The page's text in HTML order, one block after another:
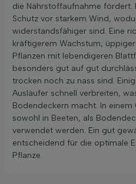
die Nährstoffaufnahme
Schutz vor starkem Wind,
widerstandsfähiger sind. Eine
kräftigerem Wachstum,
Pflanzen mit lebendigeren
besonders gut auf gut
trocken noch zu nass sind.
Ausläufer schnell verbreiten,
Bodendeckern macht. In einem
sowohl in Beeten, als
verwendet werden. Ein gut
entscheidend für die optimale
Pflanze.